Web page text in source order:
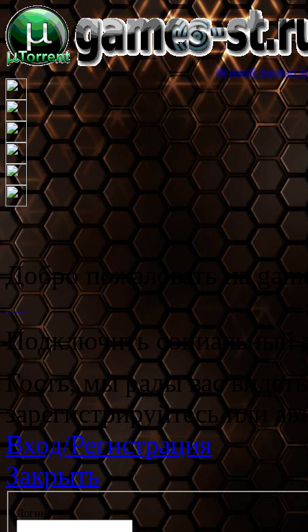
Игровой торрент трекер
Добро пожаловать на
Подключить социальный
Гость, мы рады вас
зарегистрируйтесь или
Вход/Регистрация
Закрыть
Логин